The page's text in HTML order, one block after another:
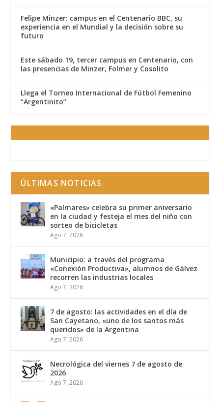
Felipe Minzer: campus en el Centenario BBC, su
experiencia en el Mundial y la decisión sobre su
futuro
Este sábado 19, tercer campus en Centenario, con
las presencias de Minzer, Folmer y Cosolito
Llega el Torneo Internacional de Fútbol Femenino
“Argentinito”
ÚLTIMAS NOTICIAS
«Palmares» celebra su primer aniversario
en la ciudad y festeja el mes del niño con
sorteo de bicicletas
Ago 7, 2026
Municipio: a través del programa
«Conexión Productiva», alumnos de Gálvez
recorren las industrias locales
Ago 7, 2026
7 de agosto: las actividades en el día de
San Cayetano, «uno de los santos más
queridos» de la Argentina
Ago 7, 2026
Necrológica del viernes 7 de agosto de
2026
Ago 7, 2026